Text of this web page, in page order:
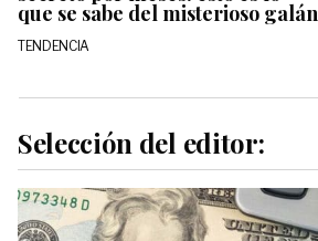
que se sabe del misterioso galán
TENDENCIA
Selección del editor: